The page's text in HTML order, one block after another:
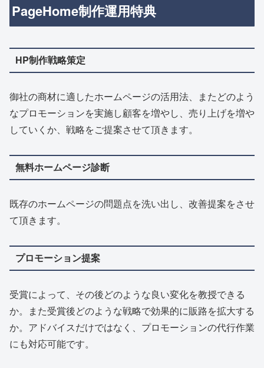
PageHome制作運用特典
HP制作戦略策定
御社の商材に適したホームページの活用法、またどのよう
なプロモーションを実施し顧客を増やし、売り上げを増や
していくか、戦略をご提案させて頂きます。
無料ホームページ診断
既存のホームページの問題点を洗い出し、改善提案をさせ
て頂きます。
プロモーション提案
受賞によって、その後どのような良い変化を教授できる
か。また受賞後どのような戦略で効果的に販路を拡大する
か。アドバイスだけではなく、プロモーションの代行作業
にも対応可能です。